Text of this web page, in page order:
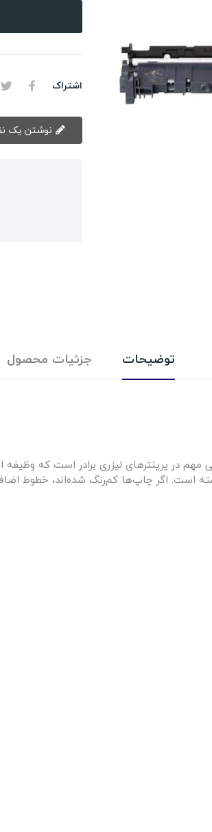
اشتراک
توضیحات جزئیات محصول
در پرینترهای لیزری برادر است که وظیفه
است. اگر چاپ‌ها کم‌رنگ شده‌اند، خطوط